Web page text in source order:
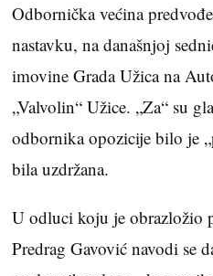
Odbornička većina
nastavku, na današnjoj
imovine Grada Užica na
„Valvolin“ Užice. „Za“ su
odbornika opozicije bilo je
bila uzdržana.
U odluci koju je obrazložio
Predrag Gavović navodi se